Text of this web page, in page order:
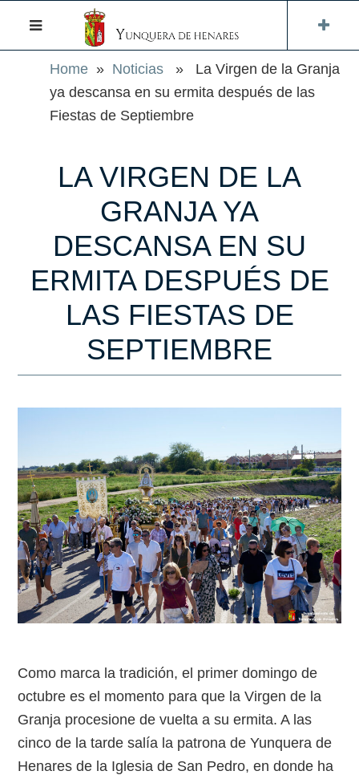
Home » Noticias » La Virgen de la Granja
ya descansa en su ermita después de las
Fiestas de Septiembre
LA VIRGEN DE LA
GRANJA YA
DESCANSA EN SU
ERMITA DESPUÉS DE
LAS FIESTAS DE
SEPTIEMBRE
Como marca la tradición, el primer domingo de
octubre es el momento para que la Virgen de la
Granja procesione de vuelta a su ermita. A las
cinco de la tarde salía la patrona de Yunquera de
Henares de la Iglesia de San Pedro, en donde ha